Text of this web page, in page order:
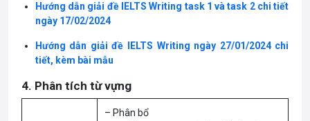
Hướng dẫn giải đề IELTS Writing task 1 và task 2 chi tiết
ngày 17/02/2024
Hướng dẫn giải đề IELTS Writing ngày 27/01/2024 chi
tiết, kèm bài mẫu
4. Phân tích từ vựng
– Phân bổ